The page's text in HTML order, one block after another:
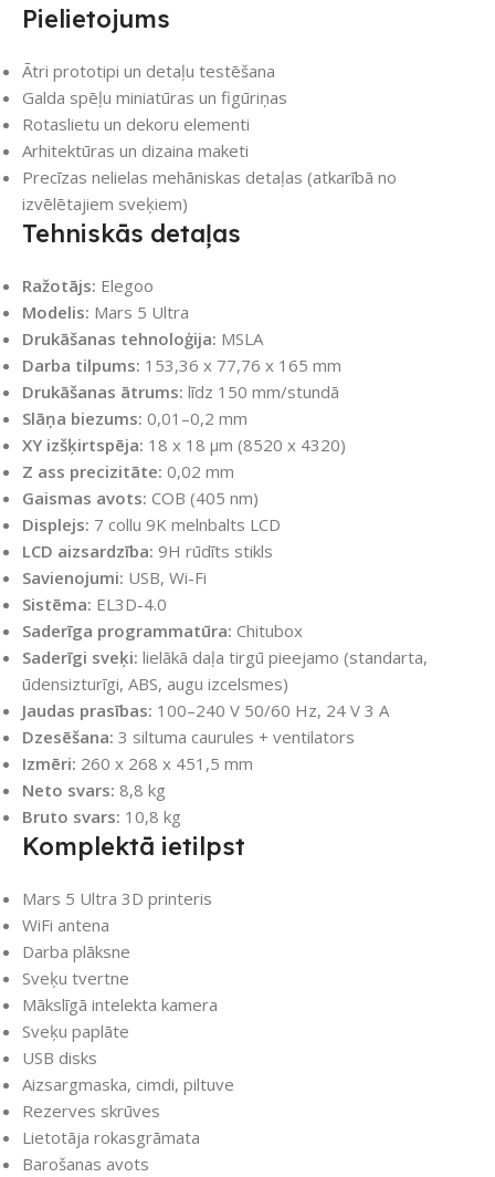
Pielietojums
Ātri prototipi un detaļu testēšana
Galda spēļu miniatūras un figūriņas
Rotaslietu un dekoru elementi
Arhitektūras un dizaina maketi
Precīzas nelielas mehāniskas detaļas (atkarībā no
izvēlētajiem sveķiem)
Tehniskās detaļas
Ražotājs: Elegoo
Modelis: Mars 5 Ultra
Drukāšanas tehnoloģija: MSLA
Darba tilpums: 153,36 x 77,76 x 165 mm
Drukāšanas ātrums: līdz 150 mm/stundā
Slāņa biezums: 0,01–0,2 mm
XY izšķirtspēja: 18 x 18 μm (8520 x 4320)
Z ass precizitāte: 0,02 mm
Gaismas avots: COB (405 nm)
Displejs: 7 collu 9K melnbalts LCD
LCD aizsardzība: 9H rūdīts stikls
Savienojumi: USB, Wi-Fi
Sistēma: EL3D-4.0
Saderīga programmatūra: Chitubox
Saderīgi sveķi: lielākā daļa tirgū pieejamo (standarta,
ūdensizturīgi, ABS, augu izcelsmes)
Jaudas prasības: 100–240 V 50/60 Hz, 24 V 3 A
Dzesēšana: 3 siltuma caurules + ventilators
Izmēri: 260 x 268 x 451,5 mm
Neto svars: 8,8 kg
Bruto svars: 10,8 kg
Komplektā ietilpst
Mars 5 Ultra 3D printeris
WiFi antena
Darba plāksne
Sveķu tvertne
Mākslīgā intelekta kamera
Sveķu paplāte
USB disks
Aizsargmaska, cimdi, piltuve
Rezerves skrūves
Lietotāja rokasgrāmata
Barošanas avots